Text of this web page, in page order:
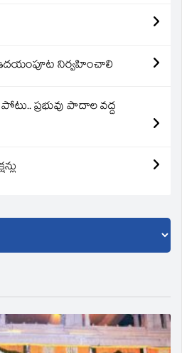
ఉదయంపూట నిర్వహించాలి
పోటు.. ప్రభువు పాదాల వద్ద